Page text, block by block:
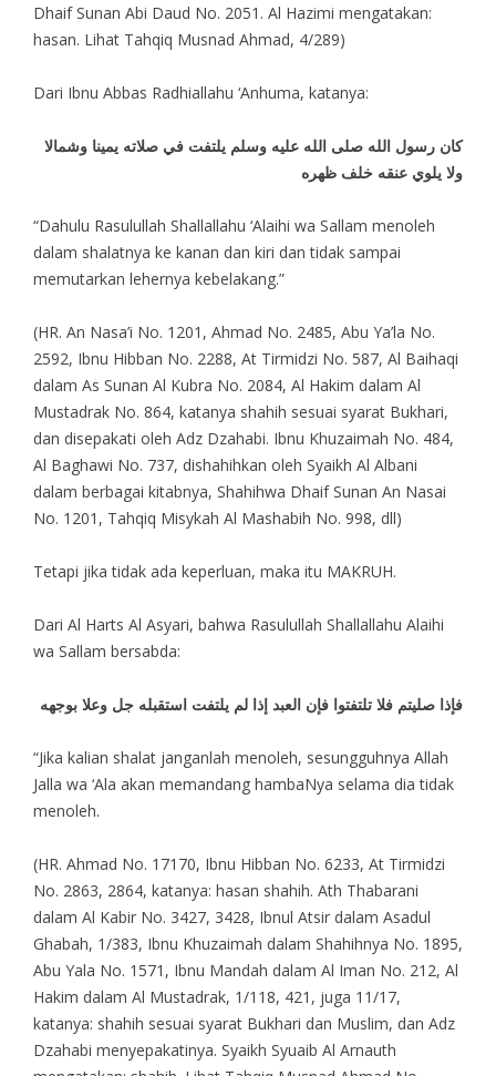
Dhaif Sunan Abi Daud No. 2051. Al Hazimi mengatakan:
hasan. Lihat Tahqiq Musnad Ahmad, 4/289)
Dari Ibnu Abbas Radhiallahu ‘Anhuma, katanya:
كان رسول الله صلى الله عليه وسلم يلتفت في صلاته يمينا وشمالا
ولا يلوي عنقه خلف ظهره
“Dahulu Rasulullah Shallallahu ‘Alaihi wa Sallam menoleh
dalam shalatnya ke kanan dan kiri dan tidak sampai
memutarkan lehernya kebelakang.”
(HR. An Nasa’i No. 1201, Ahmad No. 2485, Abu Ya’la No.
2592, Ibnu Hibban No. 2288, At Tirmidzi No. 587, Al Baihaqi
dalam As Sunan Al Kubra No. 2084, Al Hakim dalam Al
Mustadrak No. 864, katanya shahih sesuai syarat Bukhari,
dan disepakati oleh Adz Dzahabi. Ibnu Khuzaimah No. 484,
Al Baghawi No. 737, dishahihkan oleh Syaikh Al Albani
dalam berbagai kitabnya, Shahihwa Dhaif Sunan An Nasai
No. 1201, Tahqiq Misykah Al Mashabih No. 998, dll)
Tetapi jika tidak ada keperluan, maka itu MAKRUH.
Dari Al Harts Al Asyari, bahwa Rasulullah Shallallahu Alaihi
wa Sallam bersabda:
فإذا صليتم فلا تلتفتوا فإن العبد إذا لم يلتفت استقبله جل وعلا بوجهه
“Jika kalian shalat janganlah menoleh, sesungguhnya Allah
Jalla wa ‘Ala akan memandang hambaNya selama dia tidak
menoleh.
(HR. Ahmad No. 17170, Ibnu Hibban No. 6233, At Tirmidzi
No. 2863, 2864, katanya: hasan shahih. Ath Thabarani
dalam Al Kabir No. 3427, 3428, Ibnul Atsir dalam Asadul
Ghabah, 1/383, Ibnu Khuzaimah dalam Shahihnya No. 1895,
Abu Yala No. 1571, Ibnu Mandah dalam Al Iman No. 212, Al
Hakim dalam Al Mustadrak, 1/118, 421, juga 11/17,
katanya: shahih sesuai syarat Bukhari dan Muslim, dan Adz
Dzahabi menyepakatinya. Syaikh Syuaib Al Arnauth